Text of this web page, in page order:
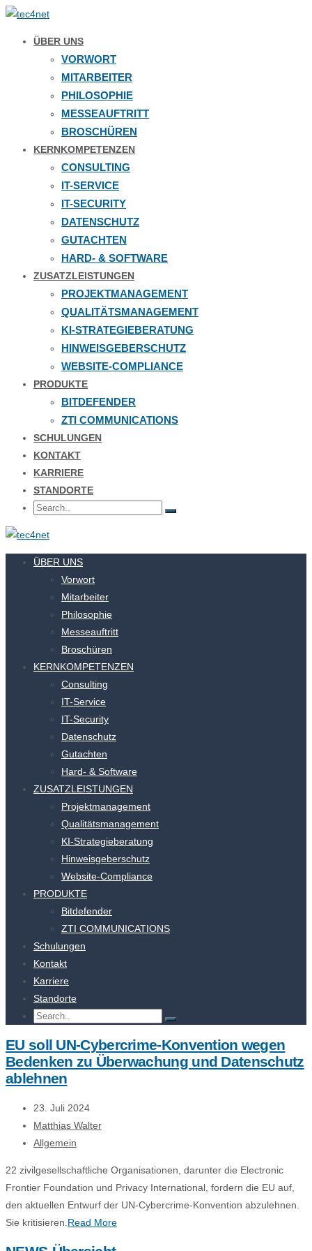
ÜBER UNS
VORWORT
MITARBEITER
PHILOSOPHIE
MESSEAUFTRITT
BROSCHÜREN
KERNKOMPETENZEN
CONSULTING
IT-SERVICE
IT-SECURITY
DATENSCHUTZ
GUTACHTEN
HARD- & SOFTWARE
ZUSATZLEISTUNGEN
PROJEKTMANAGEMENT
QUALITÄTSMANAGEMENT
KI-STRATEGIEBERATUNG
HINWEISGEBERSCHUTZ
WEBSITE-COMPLIANCE
PRODUKTE
BITDEFENDER
ZTI COMMUNICATIONS
SCHULUNGEN
KONTAKT
KARRIERE
STANDORTE
ÜBER UNS
Vorwort
Mitarbeiter
Philosophie
Messeauftritt
Broschüren
KERNKOMPETENZEN
Consulting
IT-Service
IT-Security
Datenschutz
Gutachten
Hard- & Software
ZUSATZLEISTUNGEN
Projektmanagement
Qualitätsmanagement
KI-Strategieberatung
Hinweisgeberschutz
Website-Compliance
PRODUKTE
Bitdefender
ZTI COMMUNICATIONS
Schulungen
Kontakt
Karriere
Standorte
EU soll UN-Cybercrime-Konvention wegen
Bedenken zu Überwachung und Datenschutz
ablehnen
23. Juli 2024
Matthias Walter
Allgemein
22 zivilgesellschaftliche Organisationen, darunter die Electronic
Frontier Foundation und Privacy International, fordern die EU auf,
den aktuellen Entwurf der UN-Cybercrime-Konvention abzulehnen.
Sie kritisieren. Read More